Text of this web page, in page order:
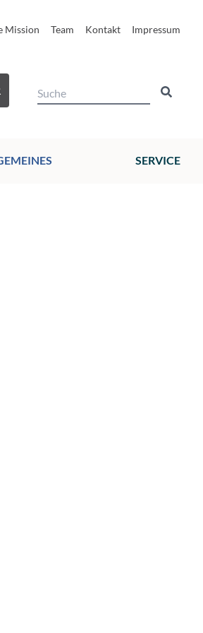
Mission Team Kontakt Impressum
SERVICE